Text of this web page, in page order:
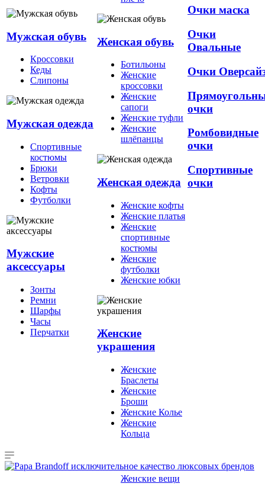
Мужская обувь
Кроссовки
Кеды
Слипоны
Мужская одежда
Спортивные
костюмы
Брюки
Ветровки
Кофты
Футболки
Мужские
аксессуары
Зонты
Ремни
Шарфы
Часы
Перчатки
Женская обувь
Ботильоны
Женские
кроссовки
Женские
сапоги
Женские туфли
Женские
шлёпанцы
Женская одежда
Женские кофты
Женские платья
Женские
спортивные
костюмы
Женские
футболки
Женские юбки
Женские
украшения
Женские
Браслеты
Женские
Броши
Женские Колье
Женские
Кольца
Очки маска
Очки
Овальные
Очки
очки
Ромбовидные
очки
Спортивные
очки
Женские вещи